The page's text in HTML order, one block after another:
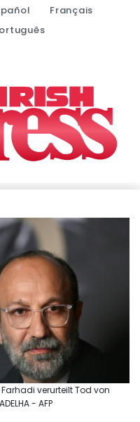
Français
verurteilt Tod von
- AFP